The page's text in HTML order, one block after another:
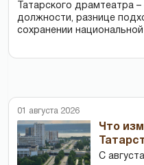
Татарского драмтеатра
должности, разнице
сохранении
01 августа 2026
Что
С